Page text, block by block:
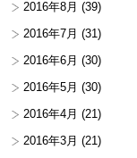
2016年8月 (39)
2016年7月 (31)
2016年6月 (30)
2016年5月 (30)
2016年4月 (21)
2016年3月 (21)